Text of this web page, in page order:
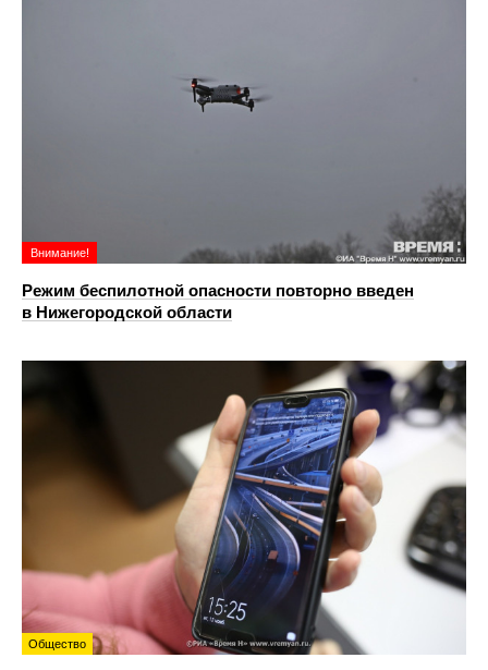
Внимание!
Режим беспилотной опасности повторно введен
в Нижегородской области
Общество